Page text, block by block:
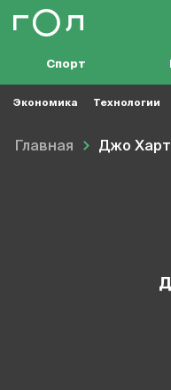
Спорт
Экономика Технологии
Главная Джо Харт